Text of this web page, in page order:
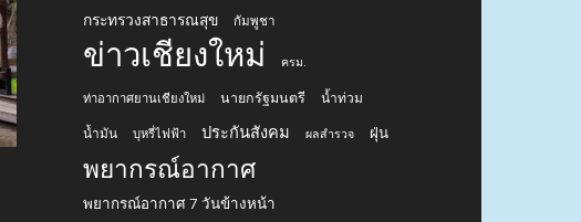
กระทรวงสาธารณสุข กัมพูชา
ข่าวเชียงใหม่ ครม.
ท่าอากาศยานเชียงใหม่ นายกรัฐมนตรี น้ำท่วม
น้ำมัน บุหรี่ไฟฟ้า ประกันสังคม ผลสำรวจ ฝุ่น
พยากรณ์อากาศ
พยากรณ์อากาศ 7 วันข้างหน้า